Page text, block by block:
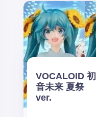
VOCALOID 初
音未来 夏祭
ver.